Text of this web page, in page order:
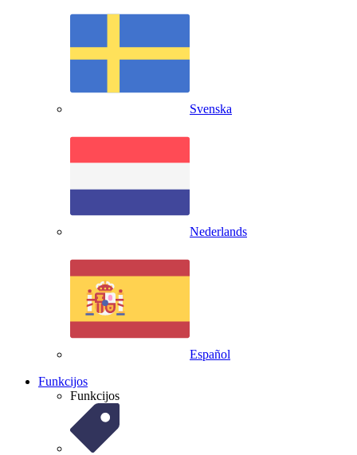
Svenska
Nederlands
Español
Funkcijos
Funkcijos